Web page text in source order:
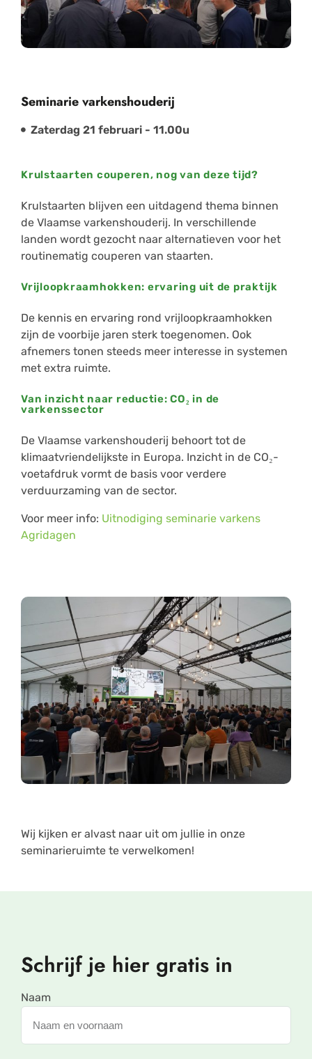
Seminarie varkenshouderij
Zaterdag 21 februari- 11.00u
Krulstaarten couperen, nog van deze tijd?
Krulstaarten blijven een uitdagend thema binnen
de Vlaamse varkenshouderij. In verschillende
landen wordt gezocht naar alternatieven voor het
routinematig couperen van staarten.
Vrijloopkraamhokken: ervaring uit de praktijk
De kennis en ervaring rond vrijloopkraamhokken
zijn de voorbije jaren sterk toegenomen. Ook
afnemers tonen steeds meer interesse in systemen
met extra ruimte.
Van inzicht naar reductie: CO₂ in de
varkenssector
De Vlaamse varkenshouderij behoort tot de
klimaatvriendelijkste in Europa. Inzicht in de CO₂-
voetafdruk vormt de basis voor verdere
verduurzaming van de sector.
Voor meer info: Uitnodiging seminarie varkens
Agridagen
Wij kijken er alvast naar uit om jullie in onze
seminarieruimte te verwelkomen!
Schrijf je hier gratis in
Naam